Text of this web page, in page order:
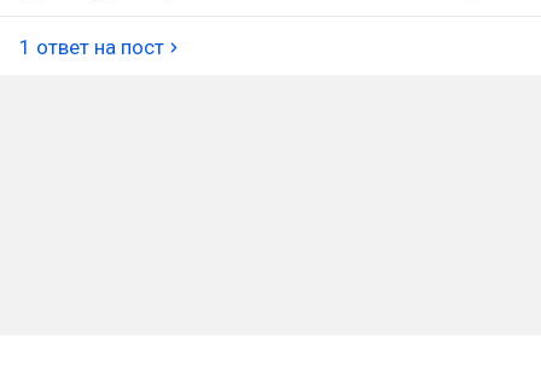
1 ответ на пост